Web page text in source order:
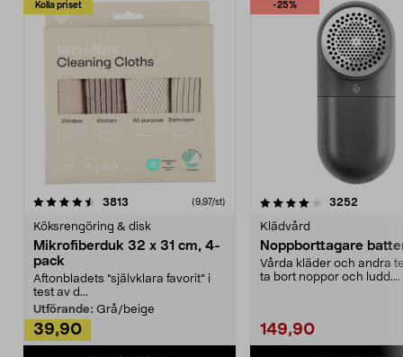
Kolla priset
3813 (9,97/st)
Köksrengöring & disk
Mikrofiberduk 32 x 31 cm, 4-
pack
Aftonbladets "självklara favorit” i
test av d...
Utförande: Grå/beige
39,90
-25%
4.0av 5 stjärnor 3252
Klädvård
Noppborttagare
Vårda kläder och andra
ta bort noppor och ludd.
149,90
4.5av 5 stjärnor